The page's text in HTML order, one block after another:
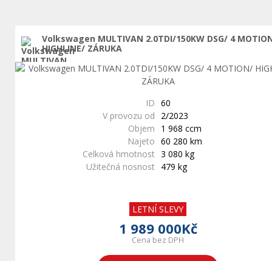
Volkswagen MULTIVAN 2.0TDI/150KW DSG/ 4
HIGHLINE/ ZÁRUKA
ID 60
V provozu od
2/2023
Objem
1 968 ccm
Najeto 60 280 km
Celková hmotnost 3 080 kg
Užitečná nosnost
479 kg
LETNÍ SLEVY
1 989 000Kč
Cena bez DPH